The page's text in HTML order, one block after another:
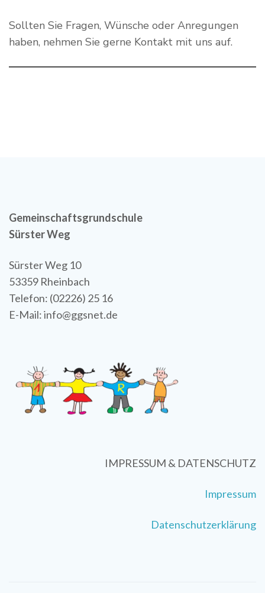
Sollten Sie Fragen, Wünsche oder Anregungen
haben, nehmen Sie gerne Kontakt mit uns auf.
Gemeinschaftsgrundschule
Sürster Weg
Sürster Weg 10
53359 Rheinbach
Telefon: (02226) 25 16
E-Mail: info@ggsnet.de
IMPRESSUM & DATENSCHUTZ
Impressum
Datenschutzerklärung